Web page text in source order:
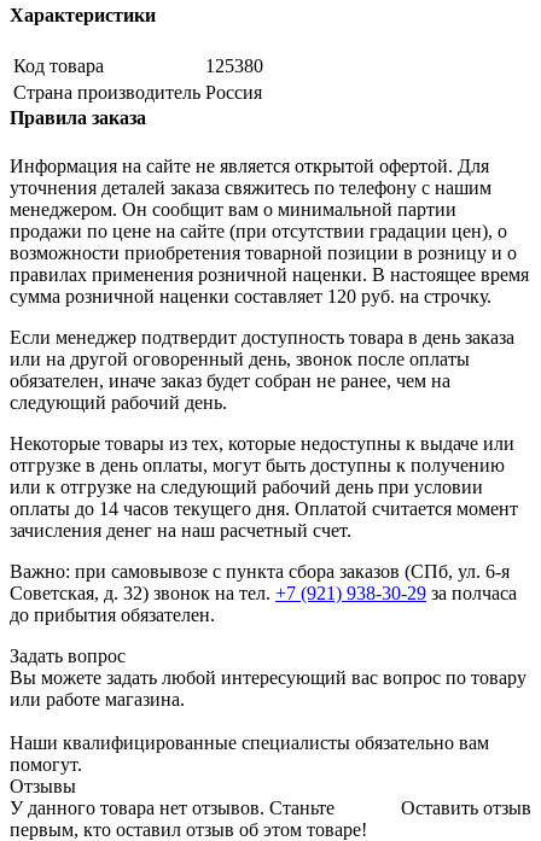
Характеристики
Код товара
125380
Страна производитель Россия
Правила заказа
Информация на сайте не является открытой офертой. Для
уточнения деталей заказа свяжитесь по телефону с нашим
менеджером. Он сообщит вам о минимальной партии
продажи по цене на сайте (при отсутствии градации цен), о
возможности приобретения товарной позиции в розницу и о
правилах применения розничной наценки. В настоящее время
сумма розничной наценки составляет 120 руб. на строчку.
Если менеджер подтвердит доступность товара в день заказа
или на другой оговоренный день, звонок после оплаты
обязателен, иначе заказ будет собран не ранее, чем на
следующий рабочий день.
Некоторые товары из тех, которые недоступны к выдаче или
отгрузке в день оплаты, могут быть доступны к получению
или к отгрузке на следующий рабочий день при условии
оплаты до 14 часов текущего дня. Оплатой считается момент
зачисления денег на наш расчетный счет.
Важно: при самовывозе с пункта сборa заказов (СПб, ул. 6-я
Советская, д. 32) звонок на тел. +7 (921) 938-30-29 за полчаса
до прибытия обязателен.
Задать вопрос
Вы можете задать любой интересующий вас вопрос по товару
или работе магазина.
Наши квалифицированные специалисты обязательно вам
помогут.
Отзывы
Оставить отзыв
У данного товара нет отзывов. Станьте
первым, кто оставил отзыв об этом товаре!